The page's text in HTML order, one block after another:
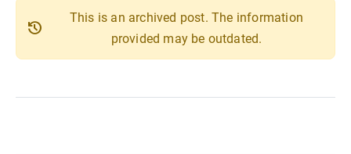
history
This is an archived post. The information
provided may be outdated.